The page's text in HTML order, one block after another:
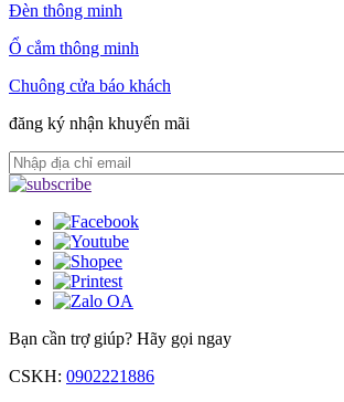
Đèn thông minh
Ổ cắm thông minh
Chuông cửa báo khách
đăng ký nhận khuyến mãi
Bạn cần trợ giúp? Hãy gọi ngay
CSKH: 0902221886